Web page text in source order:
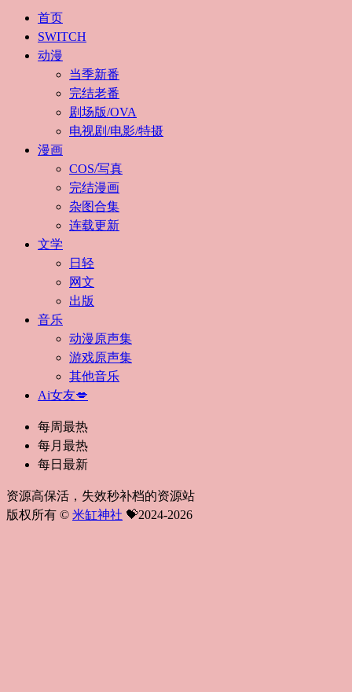
首页
SWITCH
动漫
当季新番
完结老番
剧场版/OVA
电视剧/电影/特摄
漫画
COS/写真
完结漫画
杂图合集
连载更新
文学
日轻
网文
出版
音乐
动漫原声集
游戏原声集
其他音乐
Ai女友💋
每周最热
每月最热
每日最新
资源高保活，失效秒补档的资源站
版权所有 © 米缸神社 💝2024-2026